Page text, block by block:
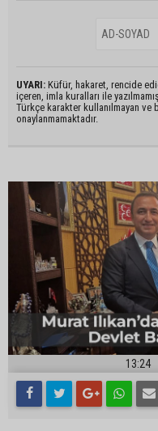
UYARI: Küfür, hakaret, rencide
içeren, imla kuralları ile
Türkçe karakter kullanılmayan ve
onaylanmamaktadır.
13:24